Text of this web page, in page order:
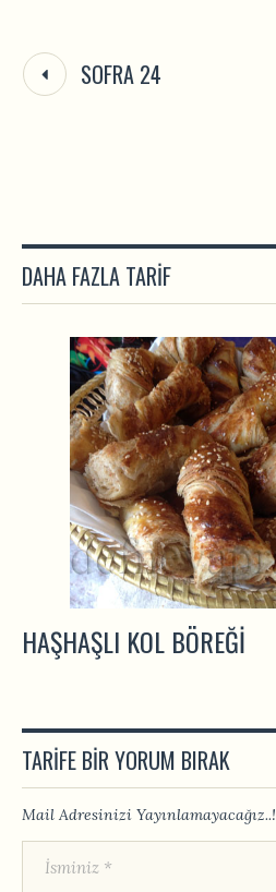
SOFRA 24
DAHA FAZLA TARIF
HAŞHAŞLI KOL BÖREĞI
TARIFE BIR YORUM BIRAK
Mail Adresinizi Yayınlamayacağız..!